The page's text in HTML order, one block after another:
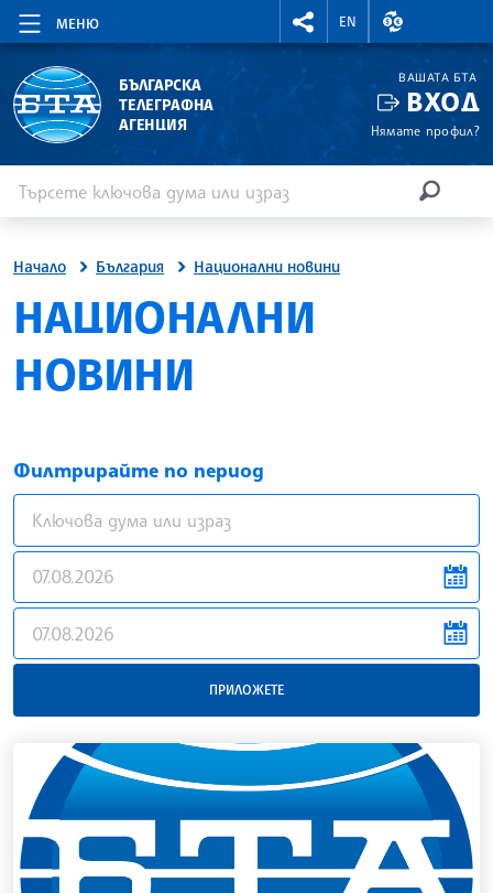
МЕНЮ
RIGHTMENU.SOCIAL
EN
ВАЛУТНИ
БЪЛГАРСКА
ТЕЛЕГРАФНА
АГЕНЦИЯ
ВАШАТА БТА
ВХОД
Нямате профил?
Начало България Национални новини
НАЦИОНАЛНИ
НОВИНИ
Филтрирайте по период
news.filter.from
news.filter.to
ПРИЛОЖЕТЕ